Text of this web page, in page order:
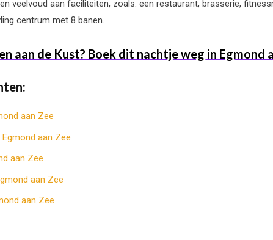
veelvoud aan faciliteiten, zoals: een restaurant, brasserie,
centrum met 8 banen.
aan de Kust? Boek dit nachtje weg in Egmond
aan Zee
aan Zee
aan Zee
aan Zee
aan Zee